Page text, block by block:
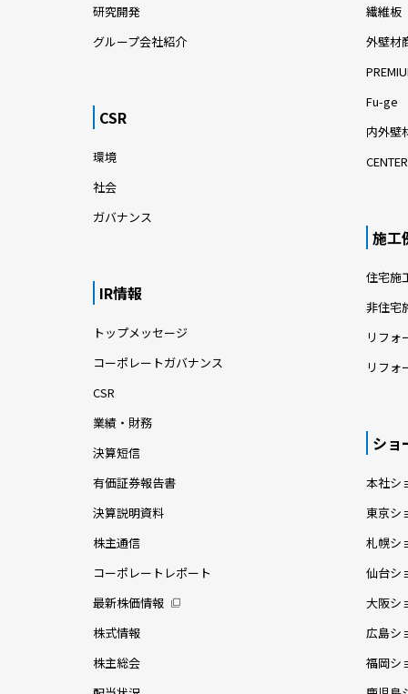
研究開発
グループ会社紹介
CSR
環境
社会
ガバナンス
IR情報
トップメッセージ
コーポレートガバナンス
CSR
業績・財務
決算短信
有価証券報告書
決算説明資料
株主通信
コーポレートレポート
最新株価情報
株式情報
株主総会
繊維板
外壁材
Fu-ge
内外壁
施工
住宅施
非住宅
リフォ
リフォ
ショ
本社シ
東京シ
札幌シ
仙台シ
大阪シ
広島シ
福岡シ